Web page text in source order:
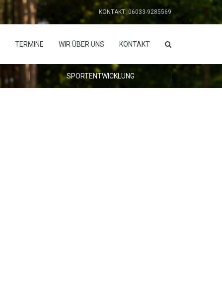
KONTAKT: 06033-9285569
TERMINE WIR ÜBER UNS KONTAKT
SPORTENTWICKLUNG